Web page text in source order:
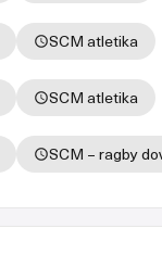
SCM atletika
SCM atletika
SCM – ragby